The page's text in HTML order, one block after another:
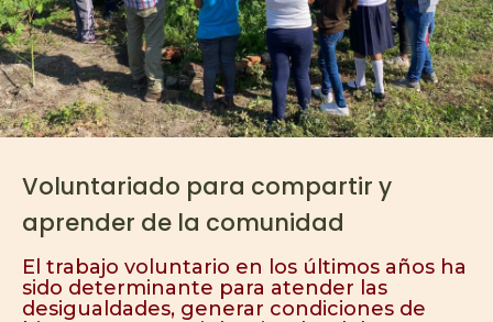
Voluntariado para compartir y
aprender de la comunidad
El trabajo voluntario en los últimos años ha
sido determinante para atender las
desigualdades, generar condiciones de